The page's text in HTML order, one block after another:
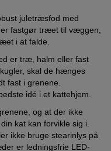
juletræsfod med
fastgør træet til væggen,
i at falde.
er træ, halm eller fast
skal de hænges
fast i grenene.
idé i et kattehjem.
og at der ikke
kat kan forvikle sig i.
ikke bruge stearinlys på
er ledningsfrie LED-